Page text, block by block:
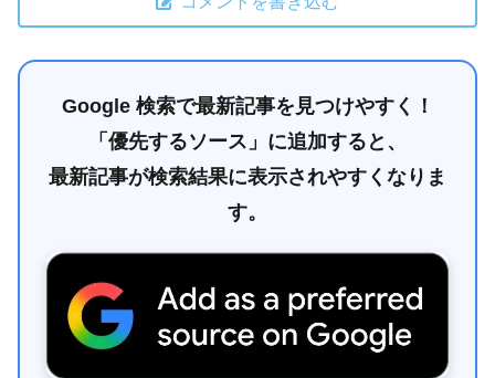
Google 検索で最新記事を見つけやすく！
「優先するソース」に追加すると、
最新記事が検索結果に表示されやすくなりま
す。